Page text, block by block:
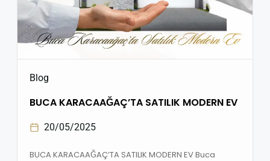
Blog
BUCA KARACAAĞAÇ’TA SATILIK MODERN EV
20/05/2025
BUCA KARACAAĞAÇ’TA SATILIK MODERN EV Buca